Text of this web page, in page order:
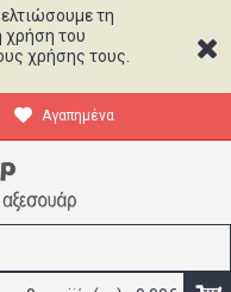
τη
χρήση του
χρήσης τους.
Αγαπημένα